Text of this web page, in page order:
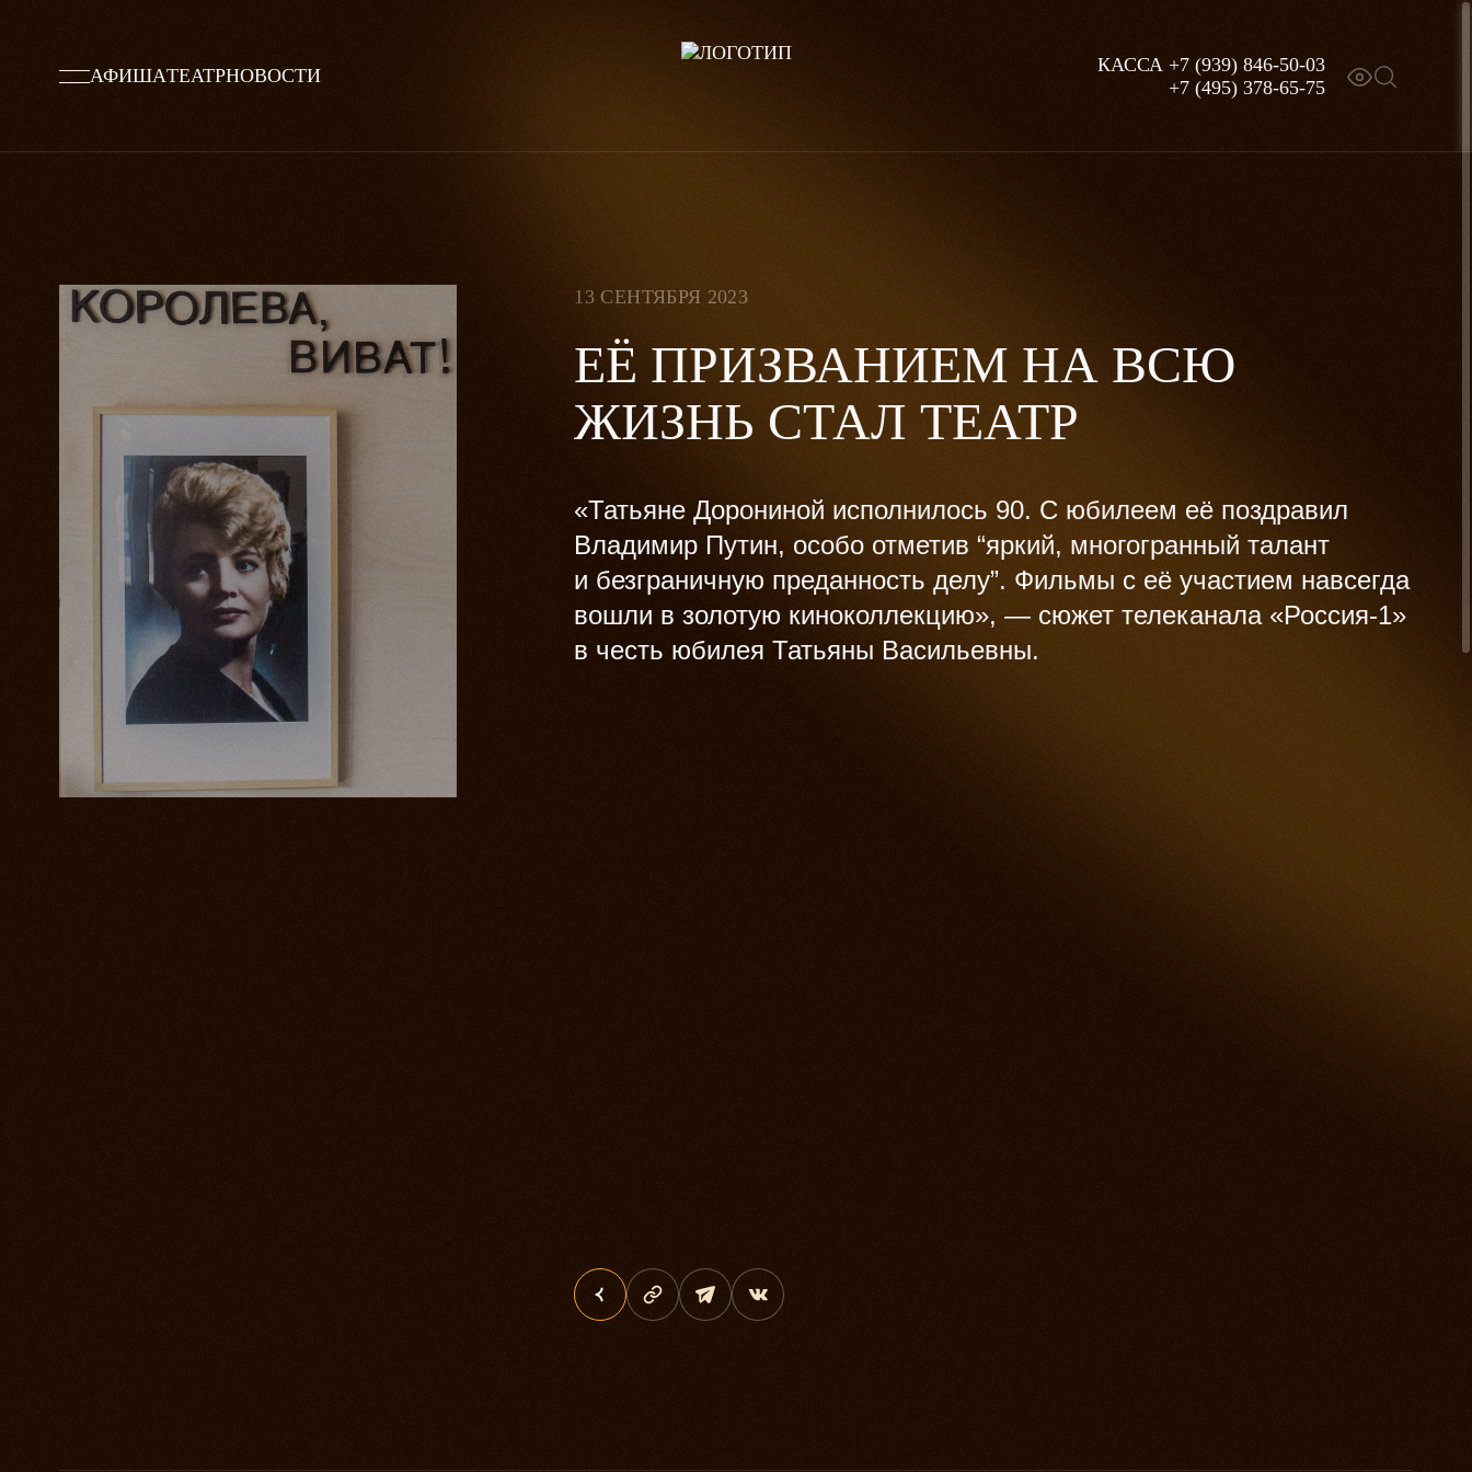
АФИШАТЕАТРНОВОСТИ
КАССА +7 (939) 846-50-03
+7 (495) 378-65-75
13 СЕНТЯБРЯ 2023
ЕЁ ПРИЗВАНИЕМ НА ВСЮ
ЖИЗНЬ СТАЛ ТЕАТР
«Татьяне Дорониной исполнилось 90. С юбилеем её поздравил
Владимир Путин, особо отметив “яркий, многогранный талант
и безграничную преданность делу”. Фильмы с её участием навсегда
вошли в золотую киноколлекцию», — сюжет телеканала «Россия-1»
в честь юбилея Татьяны Васильевны.